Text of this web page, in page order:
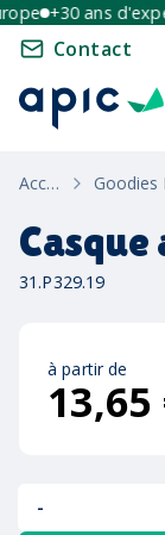
+30 ans
Contact
Accueil
Casque
31.P329.19
à partir de
13,65
-